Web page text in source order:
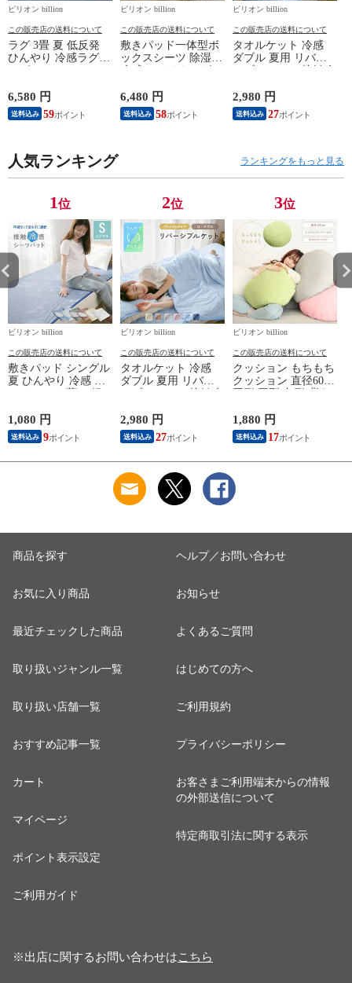
ビリオン billion
この販売店の送料について
ラグ 3畳 夏 低反発
ひんやり 冷感ラグ
冷感 冷たい 抗菌防
臭 190×240cm 小さめ
【ネイビー】
6,580 円
送料込み 59
ビリオン billion
この販売店の送料について
敷きパッド一体型ボ
ックスシーツ 除湿
ッド 一体型 接触冷
感 強冷感 春 夏 【ナ
チュラルベージュ】
6,480 円
送料込み 58
ビリオン billion
この販売店の送料について
タオルケット 冷感
ダブル 夏用 リバー
max0.43 【アイスブ
ルー】
2,980 円
送料込み 27
人気ランキング ランキングをもっと見る
1位
ビリオン billion
この販売店の送料について
敷きパッド シングル
夏 ひんやり 冷感 パ
パッド シーツ シン
グルサイズ 【ネイビ
ー】
1,080 円
送料込み 9
2位
ビリオン billion
この販売店の送料について
タオルケット 冷感
ダブル 夏用 リバー
max0.43 【アイスブ
ルー】
2,980 円
送料込み 27
3位
ビリオン billion
この販売店の送料について
クッション もちもち
クッション 直径60cm
ロファイバー 洗える
60×60cm 【グリー
ン】
1,880 円
送料込み 17
商品を探す
お気に入り商品
最近チェックした商品
取り扱いジャンル一覧
取り扱い店舗一覧
おすすめ記事一覧
カート
マイページ
ポイント表示設定
ご利用ガイド
ヘルプ／お問い合わせ
お知らせ
よくあるご質問
はじめての方へ
ご利用規約
プライバシーポリシー
お客さまご利用端末からの情報
の外部送信について
特定商取引法に関する表示
※出店に関するお問い合わせはこちら